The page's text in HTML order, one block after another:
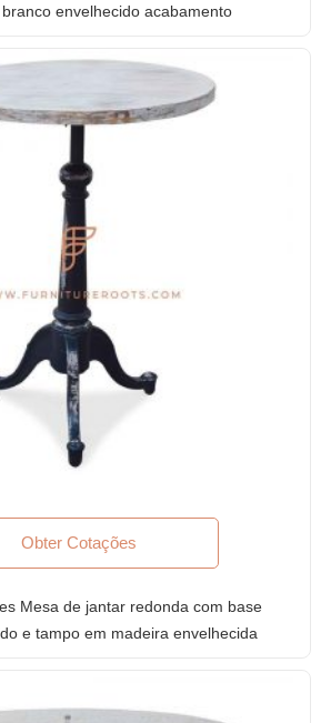
envelhecido acabamento
Obter Cotações
Mesa de jantar redonda com base
e tampo em madeira envelhecida